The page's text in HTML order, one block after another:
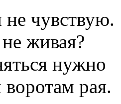
чувствую.
живая?
нужно
рая.